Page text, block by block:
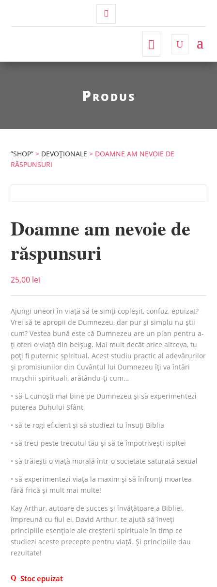
Produs
”SHOP” > DEVOȚIONALE > DOAMNE AM NEVOIE DE
RĂSPUNSURI
Doamne am nevoie de
răspunsuri
25,00 lei
Ajungi uneori în viaţă să te simţi copleşit, confuz, epuizat?
Vrei să te apropii de Dumnezeu, dar pur şi simplu nu ştii
cum? Vestea bună este că Dumnezeu are un plan pentru a-
ţi oferi o viaţă din belşug. Mai mult decât orice altceva, tu
poţi fi puternic spiritual. Acest studiu practic al adevărurilor
şi promisiunilor din Cuvântul lui Dumnezeu îţi va întări
muşchii spirituali, arătându-ţi cum…
• să-L cunoşti mai bine pe Dumnezeu şi să experimentezi
puterea Duhului Sfânt
• să te rogi eficient şi să studiezi tu însuţi Biblia
• să treci peste trecutul tău şi să te împotriveşti ispitei
• să trăieşti o viaţă morală într-o societate saturată sexual
• să experimentezi viaţa la maxim şi să înfrunţi moartea
fără frică și mult mai multe!
Kay Arthur, autoare de succes şi învăţătoare a Bibliei,
împreună cu fiul ei, David Arthur, te ajută să înveţi
principiile esenţiale ale creşterii spirituale în timp ce
studiezi aceste precepte pentru viaţă. Şi principiile dau
rezultate!
Stoc epuizat